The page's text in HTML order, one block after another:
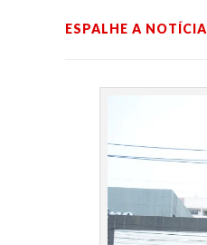
ESPALHE A NOTÍCIA